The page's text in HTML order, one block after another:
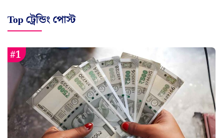
Top ট্রেন্ডিং পোস্ট